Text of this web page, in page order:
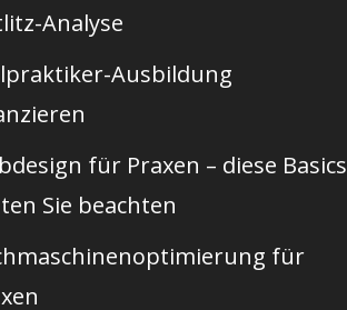
Analyse
Ausbildung
für Praxen – diese Basics
Sie beachten
für